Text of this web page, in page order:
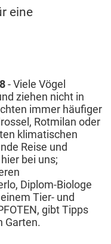
eine
- Viele Vögel
ziehen nicht in
immer häufiger
Rotmilan oder
klimatischen
Reise und
bei uns;
Diplom-Biologe
Tier- und
gibt Tipps
Garten.